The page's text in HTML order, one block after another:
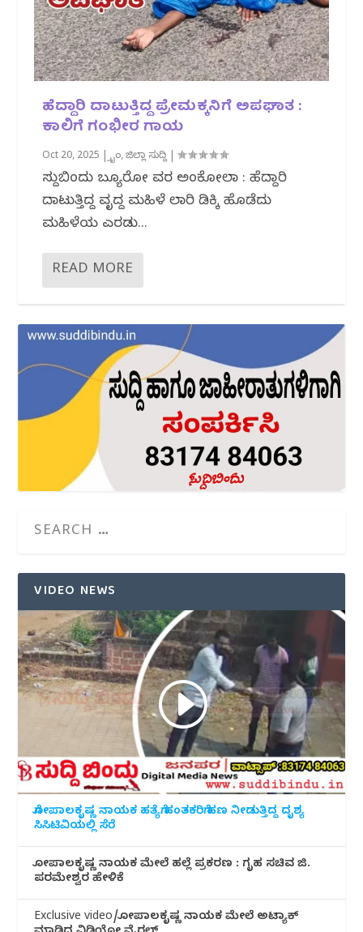
ಹೆದ್ದಾರಿ ದಾಟುತ್ತಿದ್ದ ಪ್ರೇಮಕ್ಕನಿಗೆ ಅಪಘಾತ :
ಕಾಲಿಗೆ ಗಂಭೀರ ಗಾಯ
Oct 20, 2025 |ಕ್ರೈಂ,ಜಿಲ್ಲಾ ಸುದ್ದಿ |
ಸುದ್ದಿಬಿಂದು ಬ್ಯೂರೋ ವರದಿ ಅಂಕೋಲಾ : ಹೆದ್ದಾರಿ
ದಾಟುತ್ತಿದ್ದ ವೃದ್ದ ಮಹಿಳೆ ಲಾರಿ ಡಿಕ್ಕಿ ಹೊಡೆದು
ಮಹಿಳೆಯ ಎರಡು...
READ MORE
VIDEO NEWS
ಗೋಪಾಲಕೃಷ್ಣ ನಾಯಕ ಹತ್ಯೆಗೆ ಹಂತಕರಿಗೆ ಹಣ ನೀಡುತ್ತಿದ್ದ ದೃಶ್ಯ
ಸಿಸಿಟಿವಿಯಲ್ಲಿ ಸೆರೆ
ಗೋಪಾಲಕೃಷ್ಣ ನಾಯಕ ಮೇಲೆ ಹಲ್ಲೆ ಪ್ರಕರಣ : ಗೃಹ ಸಚಿವ ಜಿ.
ಪರಮೇಶ್ವರ ಹೇಳಿಕೆ
Exclusive video/ಗೋಪಾಲಕೃಷ್ಣ ನಾಯಕ ಮೇಲೆ ಅಟ್ಯಾಕ್